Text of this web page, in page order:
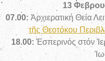
13
07.00: Ἀρχιερατική Θεία
τῆς Θεοτόκου
18.00: Ἑσπερινός στόν